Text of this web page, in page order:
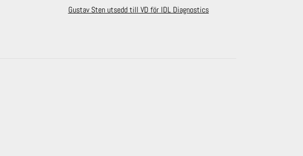
Gustav Sten utsedd till VD för IDL Diagnostics